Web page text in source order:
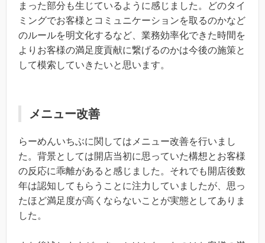
まった部分も生じているように感じました。どのタイ
ミングでお客様とコミュニケーションを取るのかなど
のルールを明文化するなど、業務効率化できた時間を
よりお客様の満足度貢献に繋げるのかは今後の施策と
して模索していきたいと思います。
メニュー改善
らーめんいちぶに関してはメニュー改善を行いまし
た。背景としては開店当初に思っていた構想とお客様
の反応に乖離があると感じました。それでも開店後数
年は認知してもらうことに注力していましたが、思っ
たほど満足度が高くならないことが実態としてありま
した。